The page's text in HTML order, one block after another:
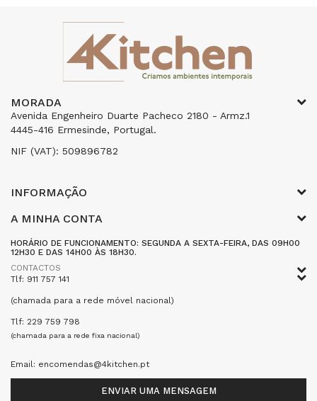
MORADA
Avenida Engenheiro Duarte Pacheco 2180 - Armz.1
4445-416 Ermesinde, Portugal.
NIF (VAT): 509896782
INFORMAÇÃO
A MINHA CONTA
HORÁRIO DE FUNCIONAMENTO: SEGUNDA A SEXTA-FEIRA, DAS 09H00
12H30 E DAS 14H00 ÀS 18H30.
CONTACTOS
Tlf: 911 757 141
(chamada para a rede móvel nacional)
Tlf: 229 759 798
(chamada para a rede fixa nacional)
Email: encomendas@4kitchen.pt
ENVIAR UMA MENSAGEM